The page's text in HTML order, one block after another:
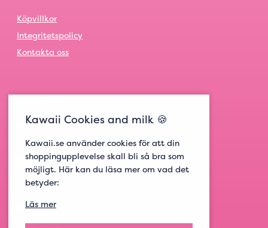
Köpvillkor
Integritetspolicy
Kontakta oss
Göteborg
Stockholm
Malmö
Get social
Kawaii Cookies and milk 🍪
Kawaii.se använder cookies för att din
shoppingupplevelse skall bli så bra som
möjligt. Här kan du läsa mer om vad det
betyder:
Läs mer